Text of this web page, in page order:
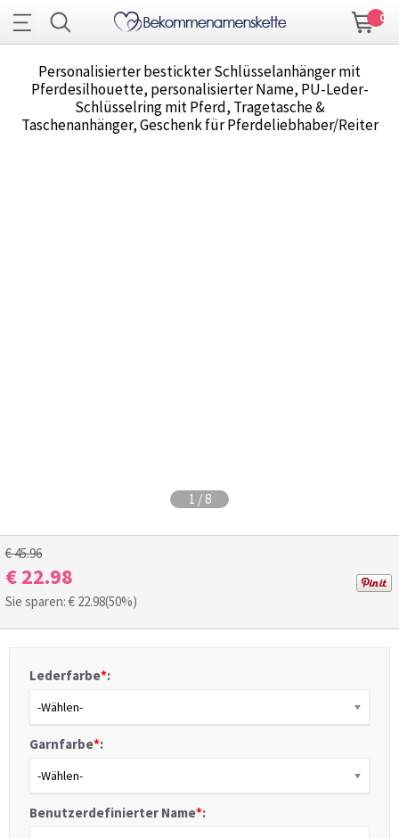
0
Personalisierter bestickter Schlüsselanhänger mit
Pferdesilhouette, personalisierter Name, PU-Leder-
Schlüsselring mit Pferd, Tragetasche &
Taschenanhänger, Geschenk für Pferdeliebhaber/Reiter
1 / 8
€ 45.96
€ 22.98
Sie sparen: € 22.98(50%)
Lederfarbe*:
-Wählen-
Garnfarbe*:
-Wählen-
Benutzerdefinierter Name*: